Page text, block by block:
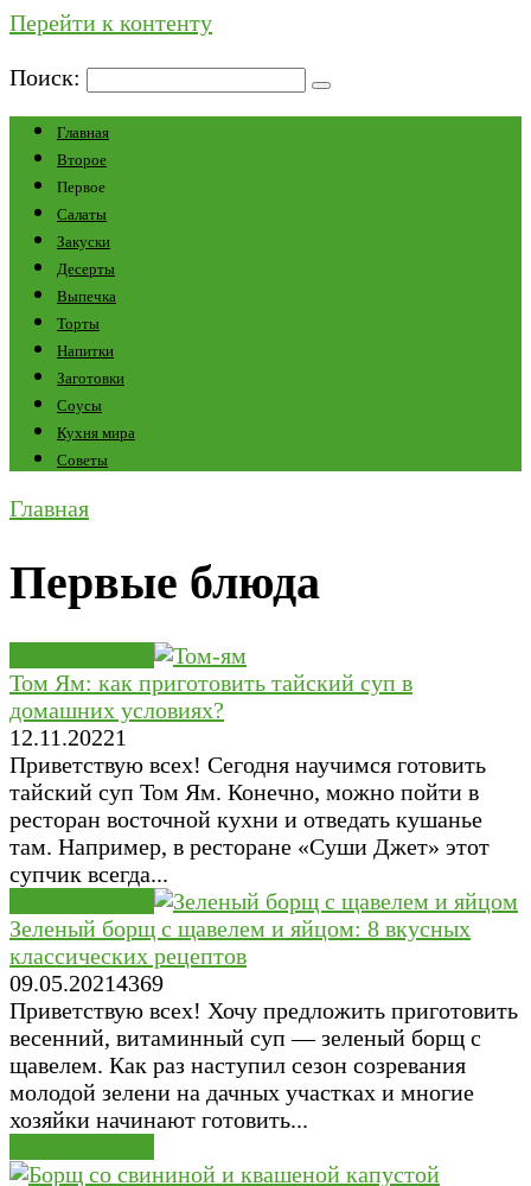
Перейти к контенту
Поиск:
Главная
Второе
Первое
Салаты
Закуски
Десерты
Выпечка
Торты
Напитки
Заготовки
Соусы
Кухня мира
Советы
Главная
Первые блюда
Том Ям: как приготовить тайский суп в
домашних условиях?
12.11.20221
Приветствую всех! Сегодня научимся готовить
тайский суп Том Ям. Конечно, можно пойти в
ресторан восточной кухни и отведать кушанье
там. Например, в ресторане «Суши Джет» этот
супчик всегда...
Зеленый борщ с щавелем и яйцом: 8 вкусных
классических рецептов
09.05.20214369
Приветствую всех! Хочу предложить приготовить
весенний, витаминный суп — зеленый борщ с
щавелем. Как раз наступил сезон созревания
молодой зелени на дачных участках и многие
хозяйки начинают готовить...